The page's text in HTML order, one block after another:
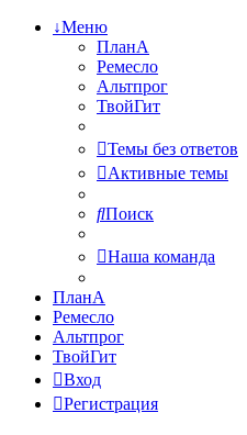
↓Меню
ПланА
Ремесло
Альтпрог
ТвойГит
Темы без ответов
Активные темы
Поиск
Наша команда
ПланА
Ремесло
Альтпрог
ТвойГит
Вход
Регистрация